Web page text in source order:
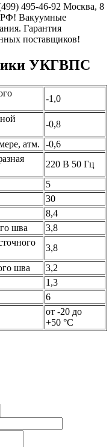
495-46-92 Москва, 8
РФ! Вакуумные
Гарантия
поставщиков!
УКГВПС
-1,0
-0,8
атм.
-0,6
220 В 50 Гц
5
30
8,4
шва
3,8
3,8
шва
3,2
1,3
6
от -20 до
+50 °С